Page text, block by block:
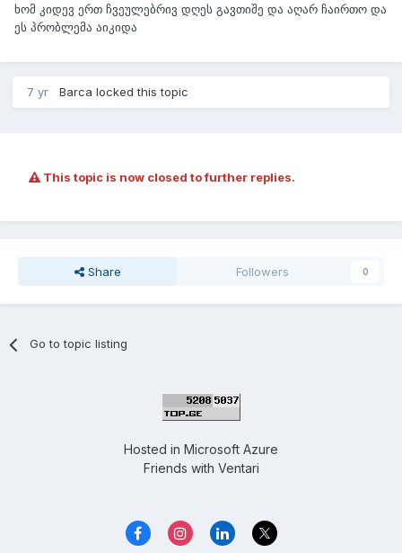
ხომ კიდევ ერთ ჩვეულებრივ დღეს გავთიშე და აღარ ჩაირთო და
ეს პრობლემა აიკიდა
7 yr Barca locked this topic
This topic is now closed to further replies.
Share Followers 0
Go to topic listing
Hosted in Microsoft Azure
Friends with Ventari